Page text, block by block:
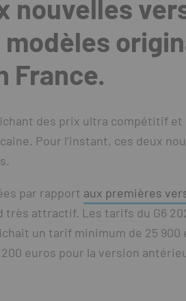
nouvelles
modèles
France.
des prix ultra compétitif et
Pour l’instant, ces deux
par rapport aux premières
attractif. Les tarifs du G6
un tarif minimum de 25 900
euros pour la version